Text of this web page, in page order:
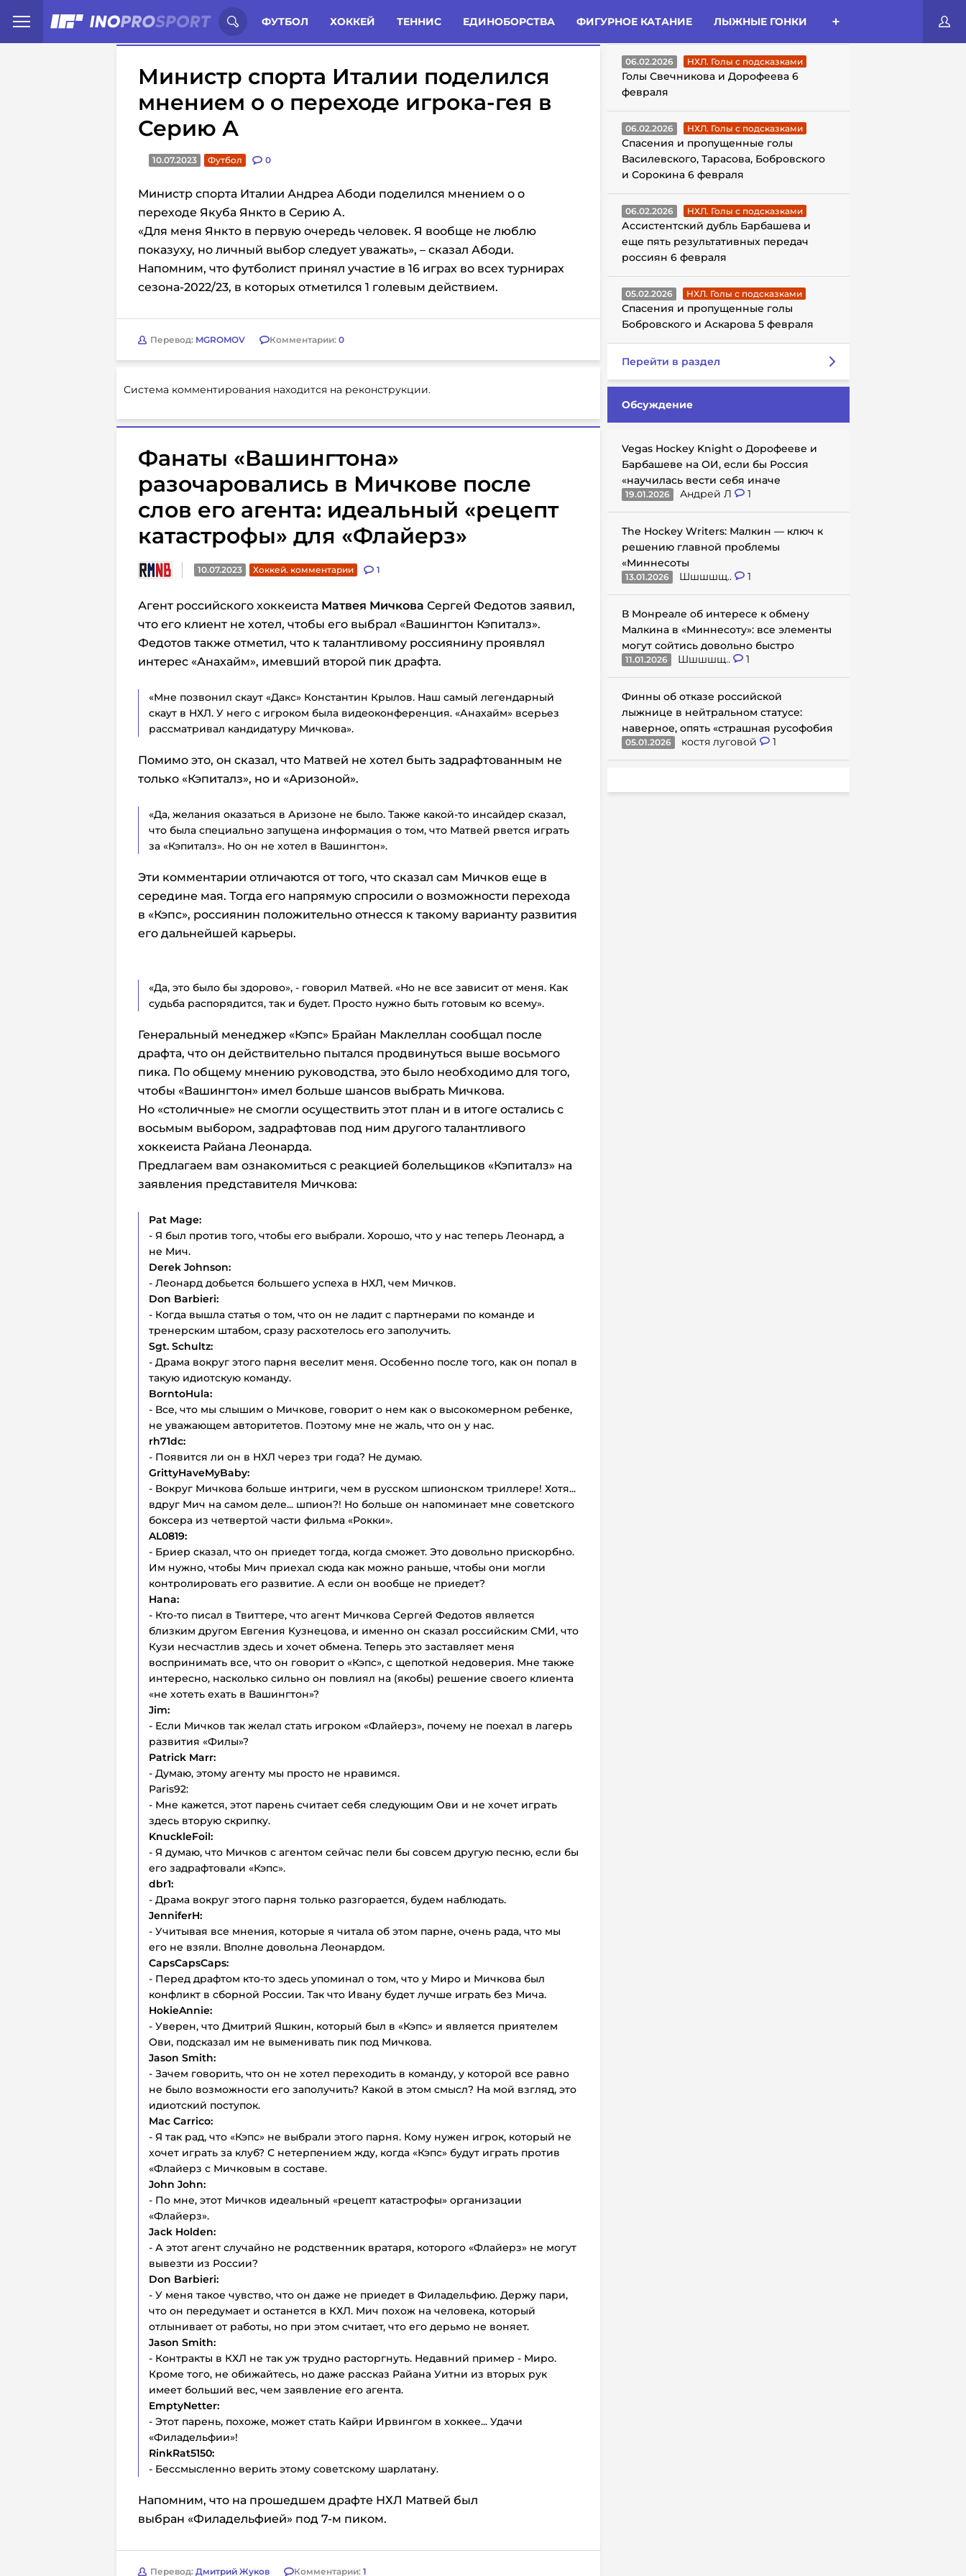
ФУТБОЛ ХОККЕЙ ТЕННИС ЕДИНОБОРСТВА ФИГУРНОЕ КАТАНИЕ ЛЫЖНЫЕ ГОНКИ
Иностранцы о спорте России: Статьи Комменты Новости
Министр спорта Италии поделился
мнением о о переходе игрока-гея в
Серию А
10.07.2023 Футбол 0
Министр спорта Италии Андреа Абоди поделился мнением о о
переходе Якуба Янкто в Серию А.
«Для меня Янкто в первую очередь человек. Я вообще не люблю
показуху, но личный выбор следует уважать», – сказал Абоди.
Напомним, что футболист принял участие в 16 играх во всех турнирах
сезона-2022/23, в которых отметился 1 голевым действием.
Перевод: MGROMOV Комментарии: 0
Система комментирования находится на реконструкции.
Фанаты «Вашингтона»
разочаровались в Мичкове после
слов его агента: идеальный «рецепт
катастрофы» для «Флайерз»
10.07.2023 Хоккей. комментарии 1
Агент российского хоккеиста Матвея Мичкова Сергей Федотов заявил,
что его клиент не хотел, чтобы его выбрал «Вашингтон Кэпиталз».
Федотов также отметил, что к талантливому россиянину проявлял
интерес «Анахайм», имевший второй пик драфта.
«Мне позвонил скаут «Дакс» Константин Крылов. Наш самый легендарный
скаут в НХЛ. У него с игроком была видеоконференция. «Анахайм» всерьез
рассматривал кандидатуру Мичкова».
Помимо это, он сказал, что Матвей не хотел быть задрафтованным не
только «Кэпиталз», но и «Аризоной».
«Да, желания оказаться в Аризоне не было. Также какой-то инсайдер сказал,
что была специально запущена информация о том, что Матвей рвется играть
за «Кэпиталз». Но он не хотел в Вашингтон».
Эти комментарии отличаются от того, что сказал сам Мичков еще в
середине мая. Тогда его напрямую спросили о возможности перехода
в «Кэпс», россиянин положительно отнесся к такому варианту развития
его дальнейшей карьеры.
«Да, это было бы здорово», - говорил Матвей. «Но не все зависит от меня. Как
судьба распорядится, так и будет. Просто нужно быть готовым ко всему».
Генеральный менеджер «Кэпс» Брайан Маклеллан сообщал после
драфта, что он действительно пытался продвинуться выше восьмого
пика. По общему мнению руководства, это было необходимо для того,
чтобы «Вашингтон» имел больше шансов выбрать Мичкова.
Но «столичные» не смогли осуществить этот план и в итоге остались с
восьмым выбором, задрафтовав под ним другого талантливого
хоккеиста Райана Леонарда.
Предлагаем вам ознакомиться с реакцией болельщиков «Кэпиталз» на
заявления представителя Мичкова:
Pat Mage:
- Я был против того, чтобы его выбрали. Хорошо, что у нас теперь Леонард, а
не Мич.
Derek Johnson:
- Леонард добьется большего успеха в НХЛ, чем Мичков.
Don Barbieri:
- Когда вышла статья о том, что он не ладит с партнерами по команде и
тренерским штабом, сразу расхотелось его заполучить.
Sgt. Schultz:
- Драма вокруг этого парня веселит меня. Особенно после того, как он попал в
такую идиотскую команду.
BorntoHula:
- Все, что мы слышим о Мичкове, говорит о нем как о высокомерном ребенке,
не уважающем авторитетов. Поэтому мне не жаль, что он у нас.
rh71dc:
- Появится ли он в НХЛ через три года? Не думаю.
GrittyHaveMyBaby:
- Вокруг Мичкова больше интриги, чем в русском шпионском триллере! Хотя...
вдруг Мич на самом деле... шпион?! Но больше он напоминает мне советского
боксера из четвертой части фильма «Рокки».
AL0819:
- Бриер сказал, что он приедет тогда, когда сможет. Это довольно прискорбно.
Им нужно, чтобы Мич приехал сюда как можно раньше, чтобы они могли
контролировать его развитие. А если он вообще не приедет?
Hana:
- Кто-то писал в Твиттере, что агент Мичкова Сергей Федотов является
близким другом Евгения Кузнецова, и именно он сказал российским СМИ, что
Кузи несчастлив здесь и хочет обмена. Теперь это заставляет меня
воспринимать все, что он говорит о «Кэпс», с щепоткой недоверия. Мне также
интересно, насколько сильно он повлиял на (якобы) решение своего клиента
«не хотеть ехать в Вашингтон»?
Jim:
- Если Мичков так желал стать игроком «Флайерз», почему не поехал в лагерь
развития «Филы»?
Patrick Marr:
- Думаю, этому агенту мы просто не нравимся.
Paris92:
- Мне кажется, этот парень считает себя следующим Ови и не хочет играть
здесь вторую скрипку.
KnuckleFoil:
- Я думаю, что Мичков с агентом сейчас пели бы совсем другую песню, если бы
его задрафтовали «Кэпс».
dbr1:
- Драма вокруг этого парня только разгорается, будем наблюдать.
JenniferH:
- Учитывая все мнения, которые я читала об этом парне, очень рада, что мы
его не взяли. Вполне довольна Леонардом.
CapsCapsCaps:
- Перед драфтом кто-то здесь упоминал о том, что у Миро и Мичкова был
конфликт в сборной России. Так что Ивану будет лучше играть без Мича.
HokieAnnie:
- Уверен, что Дмитрий Яшкин, который был в «Кэпс» и является приятелем
Ови, подсказал им не выменивать пик под Мичкова.
Jason Smith:
- Зачем говорить, что он не хотел переходить в команду, у которой все равно
не было возможности его заполучить? Какой в этом смысл? На мой взгляд, это
идиотский поступок.
Mac Carrico:
- Я так рад, что «Кэпс» не выбрали этого парня. Кому нужен игрок, который не
хочет играть за клуб? С нетерпением жду, когда «Кэпс» будут играть против
«Флайерз с Мичковым в составе.
John John:
- По мне, этот Мичков идеальный «рецепт катастрофы» организации
«Флайерз».
Jack Holden:
- А этот агент случайно не родственник вратаря, которого «Флайерз» не могут
вывезти из России?
Don Barbieri:
- У меня такое чувство, что он даже не приедет в Филадельфию. Держу пари,
что он передумает и останется в КХЛ. Мич похож на человека, который
отлынивает от работы, но при этом считает, что его дерьмо не воняет.
Jason Smith:
- Контракты в КХЛ не так уж трудно расторгнуть. Недавний пример - Миро.
Кроме того, не обижайтесь, но даже рассказ Райана Уитни из вторых рук
имеет больший вес, чем заявление его агента.
EmptyNetter:
- Этот парень, похоже, может стать Кайри Ирвингом в хоккее... Удачи
«Филадельфии»!
RinkRat5150:
- Бессмысленно верить этому советскому шарлатану.
Напомним, что на прошедшем драфте НХЛ Матвей был
выбран «Филадельфией» под 7-м пиком.
Перевод: Дмитрий Жуков Комментарии: 1
ГОЛЫ С ПОДСКАЗКАМИ
06.02.2026 НХЛ. Голы с подсказками
Голы Свечникова и Дорофеева 6
февраля
06.02.2026 НХЛ. Голы с подсказками
Спасения и пропущенные голы
Василевского, Тарасова, Бобровского
и Сорокина 6 февраля
06.02.2026 НХЛ. Голы с подсказками
Ассистентский дубль Барбашева и
еще пять результативных передач
россиян 6 февраля
05.02.2026 НХЛ. Голы с подсказками
Спасения и пропущенные голы
Бобровского и Аскарова 5 февраля
Перейти в раздел
Обсуждение
Vegas Hockey Knight о Дорофееве и
Барбашеве на ОИ, если бы Россия
«научилась вести себя иначе
19.01.2026 Андрей Л 1
The Hockey Writers: Малкин — ключ к
решению главной проблемы
«Миннесоты
13.01.2026 Шшшшщ.. 1
В Монреале об интересе к обмену
Малкина в «Миннесоту»: все элементы
могут сойтись довольно быстро
11.01.2026 Шшшшщ.. 1
Финны об отказе российской
лыжнице в нейтральном статусе:
наверное, опять «страшная русофобия
05.01.2026 костя луговой 1